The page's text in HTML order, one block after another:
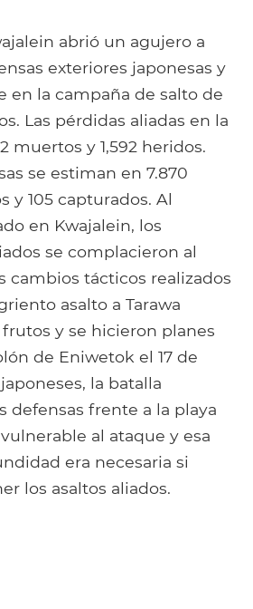
abrió un agujero a
exteriores japonesas y
en la campaña de salto de
Las pérdidas aliadas en la
muertos y 1,592 heridos.
se estiman en 7.870
y 105 capturados. Al
en Kwajalein, los
se complacieron al
cambios tácticos realizados
asalto a Tarawa
y se hicieron planes
de Eniwetok el 17 de
la batalla
defensas frente a la playa
al ataque y esa
era necesaria si
los asaltos aliados.